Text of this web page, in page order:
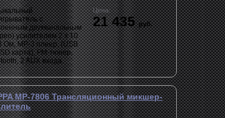
с
двухканальным
усилителем 2 х 10
Ом, МР-3 плеер, (USB
карта), FM-тюнер,
2 AUX входа.
Цена:
21 435руб.
MP-7806 Трансляционный микшер-